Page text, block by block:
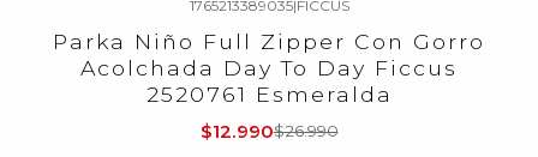
1765213389035|FICCUS
Parka Niño Full Zipper Con Gorro
Acolchada Day To Day Ficcus
2520761 Esmeralda
$12.990$26.990